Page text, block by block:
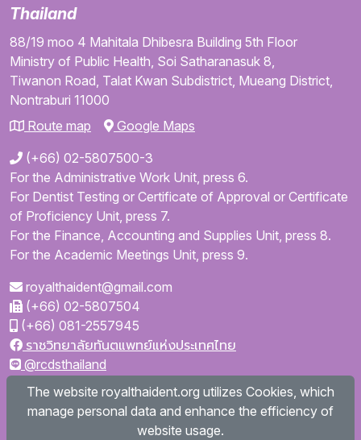
Thailand
88/19 moo 4 Mahitala Dhibesra Building 5th Floor
Ministry of Public Health, Soi Satharanasuk 8,
Tiwanon Road, Talat Kwan Subdistrict, Mueang District,
Nontraburi 11000
Route map
Google Maps
(+66) 02-5807500-3
For the Administrative Work Unit, press 6.
For Dentist Testing or Certificate of Approval or Certificate
of Proficiency Unit, press 7.
For the Finance, Accounting and Supplies Unit, press 8.
For the Academic Meetings Unit, press 9.
royalthaident@gmail.com
(+66) 02-5807504
(+66) 081-2557945
ราชวิทยาลัยทันตแพทย์แห่งประเทศไทย
@rcdsthailand
royalthaident
Royal College of Dental Surgeons of Thailand
The website royalthaident.org utilizes Cookies, which
manage personal data and enhance the efficiency of
website usage.